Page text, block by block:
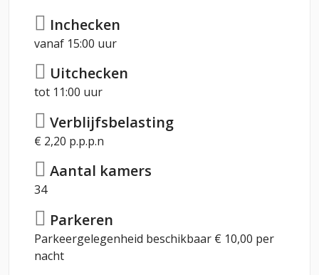
Inchecken
vanaf 15:00 uur
Uitchecken
tot 11:00 uur
Verblijfsbelasting
€ 2,20 p.p.p.n
Aantal kamers
34
Parkeren
Parkeergelegenheid beschikbaar € 10,00 per
nacht